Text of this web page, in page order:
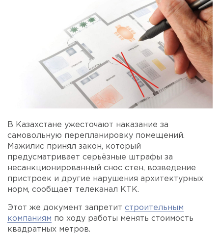
В Казахстане ужесточают наказание за
самовольную перепланировку помещений.
Мажилис принял закон, который
предусматривает серьёзные штрафы за
несанкционированный снос стен, возведение
пристроек и другие нарушения архитектурных
норм, сообщает телеканал КТК.
Этот же документ запретит строительным
компаниям по ходу работы менять стоимость
квадратных метров.